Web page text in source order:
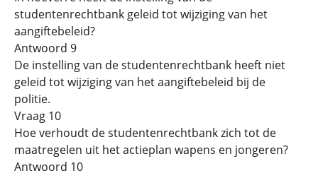
studentenrechtbank geleid tot wijziging van het
aangiftebeleid?
Antwoord 9
De instelling van de studentenrechtbank heeft niet
geleid tot wijziging van het aangiftebeleid bij de
politie.
Vraag 10
Hoe verhoudt de studentenrechtbank zich tot de
maatregelen uit het actieplan wapens en jongeren?
Antwoord 10